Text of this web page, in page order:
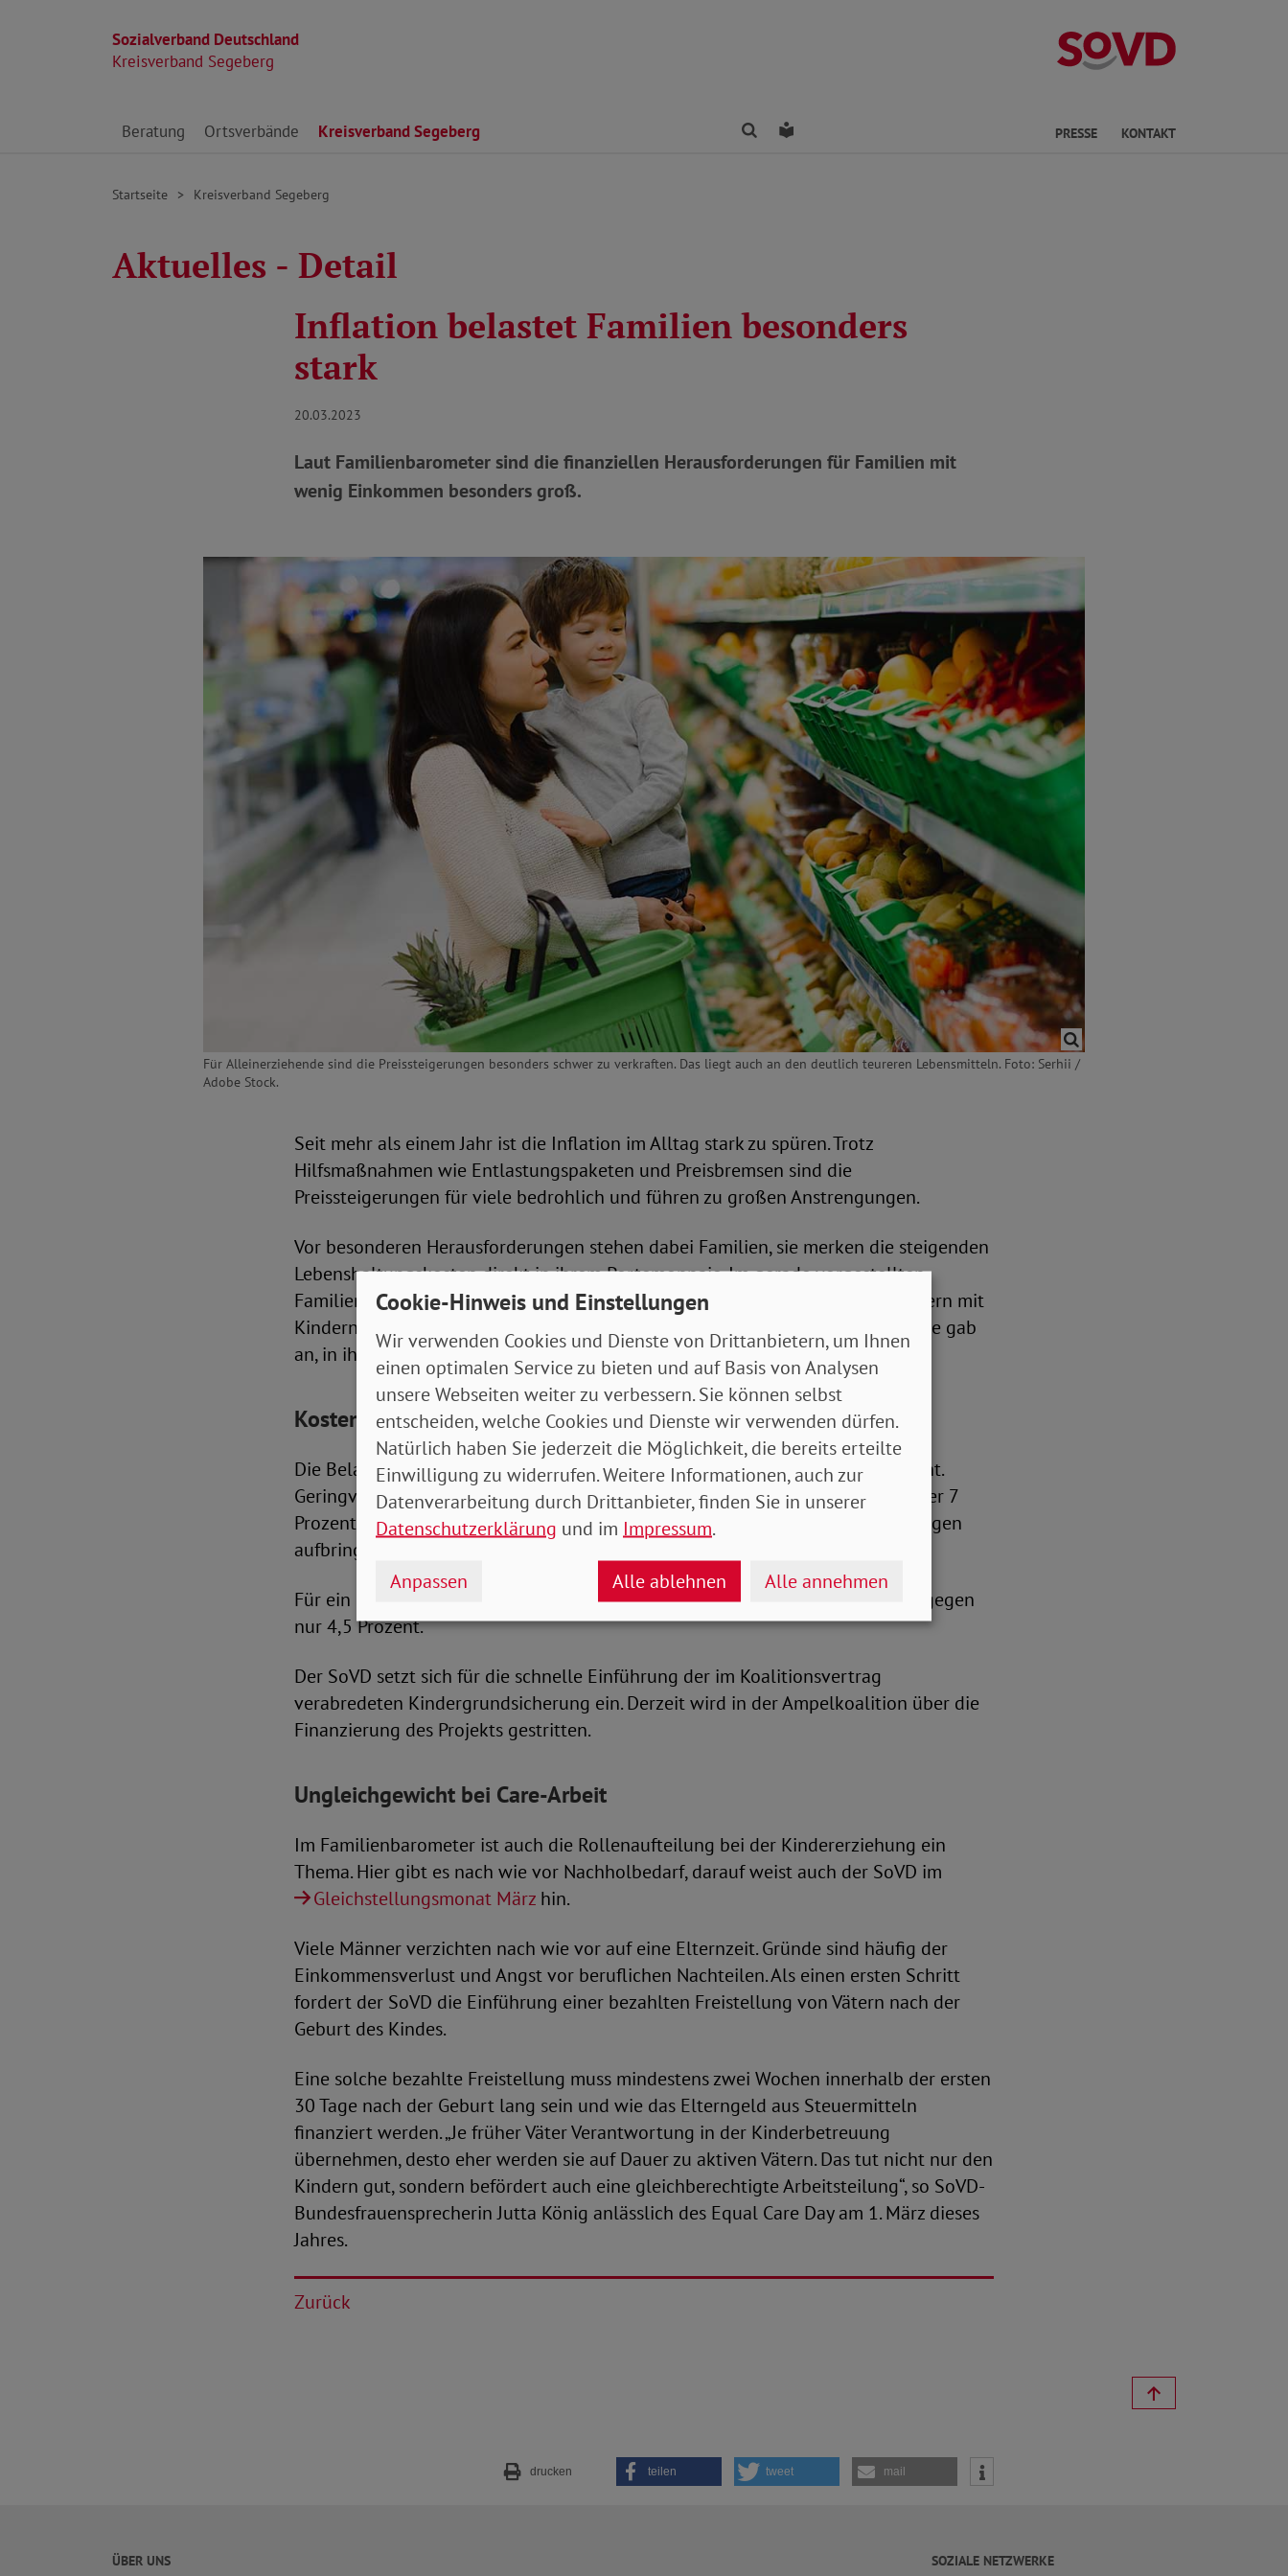
Sozialverband Deutschland
Kreisverband Segeberg
Kreisverband
Direkt zu den Inhalten springen
Beratung Ortsverbände Kreisverband Segeberg FindenLeichte Sprache PRESSE KONTAKT
Startseite Kreisverband Segeberg
Aktuelles - Detail
Inflation belastet Familien besonders
stark
20.03.2023
Laut Familienbarometer sind die finanziellen Herausforderungen für Familien mit
wenig Einkommen besonders groß.
Für Alleinerziehende sind die Preissteigerungen besonders schwer zu verkraften. Das liegt auch an den deutlich teureren Lebensmitteln. Foto: Serhii /
Adobe Stock.
Seit mehr als einem Jahr ist die Inflation im Alltag stark zu spüren. Trotz
Hilfsmaßnahmen wie Entlastungspaketen und Preisbremsen sind die
Preissteigerungen für viele bedrohlich und führen zu großen Anstrengungen.
Vor besonderen Herausforderungen stehen dabei Familien, sie merken die steigenden
Lebenshaltungskosten direkt in ihrem Portemonnaie. Im gerade vorgestellten
Familienbarometer des Bundesfamilienministeriums gaben 70 Prozent der Eltern mit
Kindern unter 18 Jahren an, dass die Inflation sie stark belaste. Knapp die Hälfte gab
an, in ihrem Alltag durch die Inflation stark eingeschränkt zu sein.
Kostensteigerungen für Alleinerziehende besonders gravierend
Die Belastung ist dabei umso höher, je weniger Einkommen zur Verfügung steht.
Geringverdienende Alleinerziehende müssen dem Familienbarometer nach über 7
Prozent ihres Haushaltseinkommens für die inflationsbedingten Preissteigerungen
aufbringen.
Für ein Paar mit Kindern, deren Einkommen im oberen Viertel liegt, sind es dagegen
nur 4,5 Prozent.
Der SoVD setzt sich für die schnelle Einführung der im Koalitionsvertrag
verabredeten Kindergrundsicherung ein. Derzeit wird in der Ampelkoalition über die
Finanzierung des Projekts gestritten.
Ungleichgewicht bei Care-Arbeit
Im Familienbarometer ist auch die Rollenaufteilung bei der Kindererziehung ein
Thema. Hier gibt es nach wie vor Nachholbedarf, darauf weist auch der SoVD im
Gleichstellungsmonat März hin.
Viele Männer verzichten nach wie vor auf eine Elternzeit. Gründe sind häufig der
Einkommensverlust und Angst vor beruflichen Nachteilen. Als einen ersten Schritt
fordert der SoVD die Einführung einer bezahlten Freistellung von Vätern nach der
Geburt des Kindes.
Eine solche bezahlte Freistellung muss mindestens zwei Wochen innerhalb der ersten
30 Tage nach der Geburt lang sein und wie das Elterngeld aus Steuermitteln
finanziert werden. „Je früher Väter Verantwortung in der Kinderbetreuung
übernehmen, desto eher werden sie auf Dauer zu aktiven Vätern. Das tut nicht nur den
Kindern gut, sondern befördert auch eine gleichberechtigte Arbeitsteilung“, so SoVD-
Bundesfrauensprecherin Jutta König anlässlich des Equal Care Day am 1. März dieses
Jahres.
Zurück
drucken teilen tweet mail
ÜBER UNS SOZIALE NETZWERKE
Cookie-Hinweis und Einstellungen
Wir verwenden Cookies und Dienste von Drittanbietern, um Ihnen
einen optimalen Service zu bieten und auf Basis von Analysen
unsere Webseiten weiter zu verbessern. Sie können selbst
entscheiden, welche Cookies und Dienste wir verwenden dürfen.
Natürlich haben Sie jederzeit die Möglichkeit, die bereits erteilte
Einwilligung zu widerrufen. Weitere Informationen, auch zur
Datenverarbeitung durch Drittanbieter, finden Sie in unserer
Datenschutzerklärung und im Impressum.
Anpassen Alle ablehnen Alle annehmen